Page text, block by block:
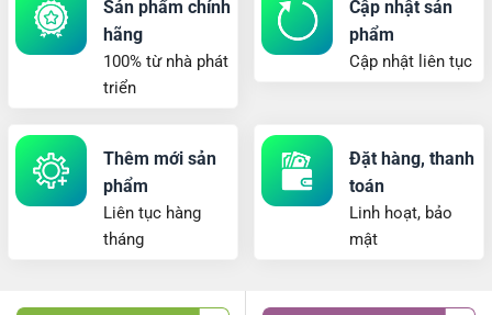
Sản phẩm chính
hãng
100% từ nhà phát
triển
Cập nhật sản
phẩm
Cập nhật liên tục
Thêm mới sản
phẩm
Liên tục hàng
tháng
Đặt hàng, thanh
toán
Linh hoạt, bảo
mật